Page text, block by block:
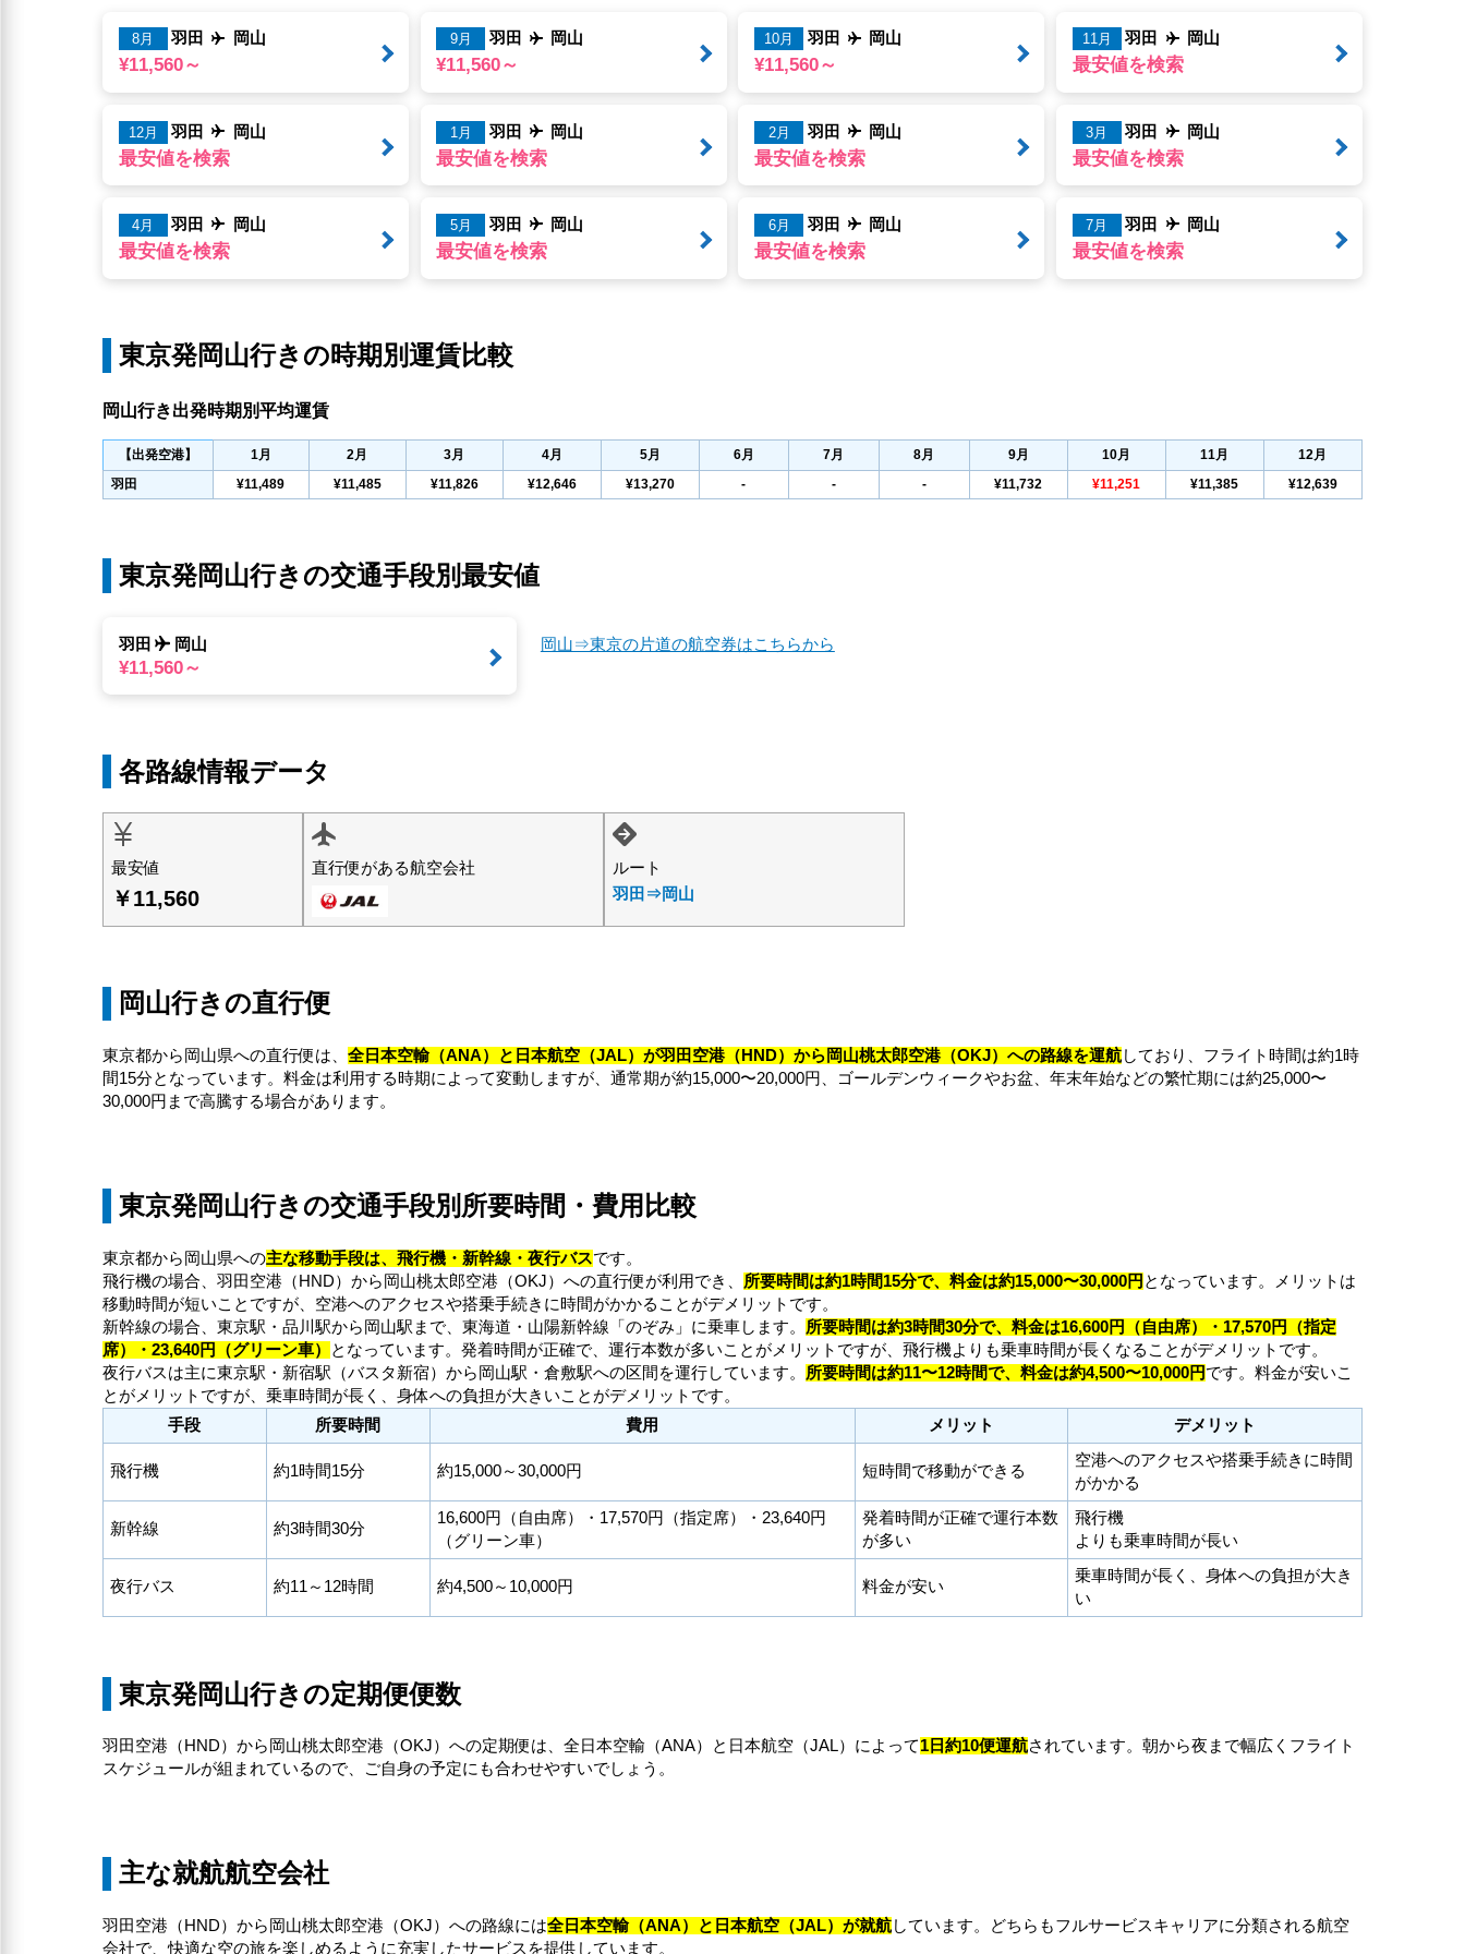
8月 羽田 岡山
¥11,560～
9月 羽田 岡山
¥11,560～
10月 羽田 岡山
¥11,560～
11月 羽田 岡山
最安値を検索
12月 羽田 岡山
最安値を検索
1月 羽田 岡山
最安値を検索
2月 羽田 岡山
最安値を検索
3月 羽田 岡山
最安値を検索
4月 羽田 岡山
最安値を検索
5月 羽田 岡山
最安値を検索
6月 羽田 岡山
最安値を検索
7月 羽田 岡山
最安値を検索
東京発岡山行きの時期別運賃比較
岡山行き出発時期別平均運賃
【出発空港】 1 月 2 月 3月 4月 5月 6月 7月 8月 9月 10月 11 月 12 月
羽田
¥11,489 ¥11,485 ¥11,826 ¥12,646 ¥13,270 - - - ¥11,732 ¥11,251 ¥11,385 ¥12,639
東京発岡山行きの交通手段別最安値
羽田 岡山
¥11,560～
岡山⇒東京の片道の航空券はこちらから
各路線情報データ
最安値
￥11,560
直行便がある航空会社
ルート
羽田⇒岡山
岡山行きの直行便
東京都から岡山県への直行便は、 全日本空輸（ANA）と日本航空（JAL）が羽田空港（HND）から岡山桃太郎空港（OKJ）への路線を運航しており、フライト時間は約1時
間15分となっています。料金は利用する時期によって変動しますが、通常期が約15,000〜20,000円、ゴールデンウィークやお盆、年末年始などの繁忙期には約25,000〜
30,000円まで高騰する場合があります。
東京発岡山行きの交通手段別所要時間・費用比較
東京都から岡山県への主な移動手段は、飛行機・新幹線・夜行バスです。
飛行機の場合、羽田空港（HND）から岡山桃太郎空港（OKJ）への直行便が利用でき、 所要時間は約1時間15分で、料金は約15,000〜30,000円 となっています。メリットは
移動時間が短いことですが、空港へのアクセスや搭乗手続きに時間がかかることがデメリットです。
新幹線の場合、東京駅・品川駅から岡山駅まで、東海道・山陽新幹線「のぞみ」に乗車します。 所要時間は約3時間30分で、料金は16,600円（自由席）・17,570円（指定
席）・23,640円（グリーン車）
となっています。発着時間が正確で、運行本数が多いことがメリットですが、飛行機よりも乗車時間が長くなることがデメリットです。
夜行バスは主に東京駅・新宿駅（バスタ新宿）から岡山駅・倉敷駅への区間を運行しています。 所要時間は約11〜12時間で、料金は約4,500〜10,000円です。料金が安いこ
とがメリットですが、乗車時間が長く、身体への負担が大きいことがデメリットです。
手段
所要時間 費用 メリット デメリット
飛行機 約1時間15分 約15,000～30,000円 短時間で移動ができる
空港へのアクセスや搭乗手続きに時間
がかかる
新幹線 約3時間30分
16,600円（自由席）・17,570円（指定席）・23,640円
（グリーン車）
発着時間が正確で運行本数
が多い
飛行機
よりも乗車時間が長い
夜行バス 約11～12時間 約4,500～10,000円 料金が安い
乗車時間が長く、身体への負担が大き
い
東京発岡山行きの定期便便数
羽田空港（HND）から岡山桃太郎空港（OKJ）への定期便は、全日本空輸（ANA）と日本航空（JAL）によって1日約10便運航されています。朝から夜まで幅広くフライト
スケジュールが組まれているので、ご自身の予定にも合わせやすいでしょう。
主な就航航空会社
羽田空港（HND）から岡山桃太郎空港（OKJ）への路線には全日本空輸（ANA）と日本航空（JAL）が就航しています。どちらもフルサービスキャリアに分類される航空
会社で、快適な空の旅を楽しめるように充実したサービスを提供しています。